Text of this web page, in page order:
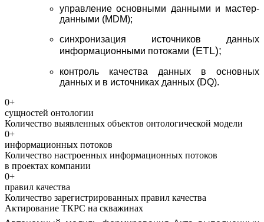
управление основными данными и мастер-
данными (MDM);
синхронизация источников данных
информационными потоками (ETL);
контроль качества данных в основных
данных и в источниках данных (DQ).
0+
сущностей онтологии
Количество выявленных объектов онтологической модели
0+
информационных потоков
Количество настроенных информационных потоков
в проектах компании
0+
правил качества
Количество зарегистрированных правил качества
Актирование ТКРС на скважинах